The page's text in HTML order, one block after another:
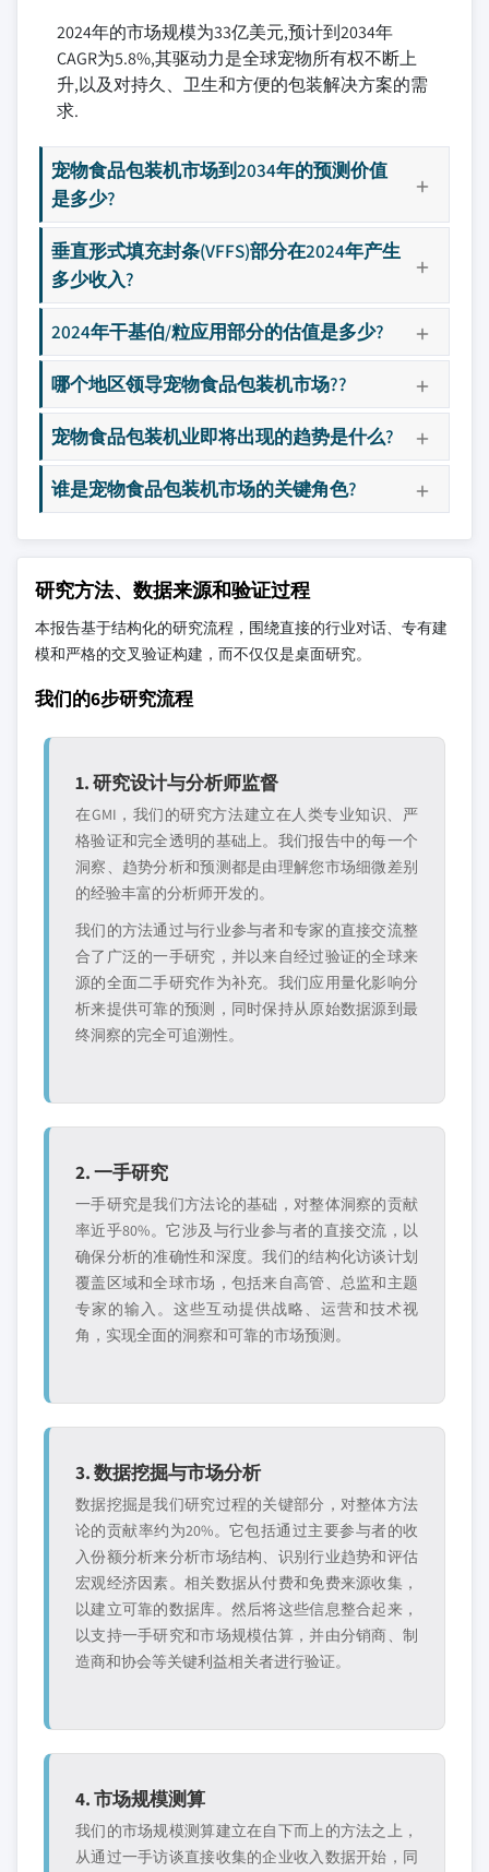
2024年的市场规模为33亿美元,预计到2034年
CAGR为5.8%,其驱动力是全球宠物所有权不断上
升,以及对持久、卫生和方便的包装解决方案的需
求.
宠物食品包装机市场到2034年的预测价值
是多少?
垂直形式填充封条(VFFS)部分在2024年产生
多少收入?
2024年干基伯/粒应用部分的估值是多少?
哪个地区领导宠物食品包装机市场??
宠物食品包装机业即将出现的趋势是什么?
谁是宠物食品包装机市场的关键角色?
研究方法、数据来源和验证过程
本报告基于结构化的研究流程，围绕直接的行业对话、专有建
模和严格的交叉验证构建，而不仅仅是桌面研究。
我们的6步研究流程
1. 研究设计与分析师监督
在GMI，我们的研究方法建立在人类专业知识、严
格验证和完全透明的基础上。我们报告中的每一个
洞察、趋势分析和预测都是由理解您市场细微差别
的经验丰富的分析师开发的。
我们的方法通过与行业参与者和专家的直接交流整
合了广泛的一手研究，并以来自经过验证的全球来
源的全面二手研究作为补充。我们应用量化影响分
析来提供可靠的预测，同时保持从原始数据源到最
终洞察的完全可追溯性。
2. 一手研究
一手研究是我们方法论的基础，对整体洞察的贡献
率近乎80%。它涉及与行业参与者的直接交流，以
确保分析的准确性和深度。我们的结构化访谈计划
覆盖区域和全球市场，包括来自高管、总监和主题
专家的输入。这些互动提供战略、运营和技术视
角，实现全面的洞察和可靠的市场预测。
3. 数据挖掘与市场分析
数据挖掘是我们研究过程的关键部分，对整体方法
论的贡献率约为20%。它包括通过主要参与者的收
入份额分析来分析市场结构、识别行业趋势和评估
宏观经济因素。相关数据从付费和免费来源收集，
以建立可靠的数据库。然后将这些信息整合起来，
以支持一手研究和市场规模估算，并由分销商、制
造商和协会等关键利益相关者进行验证。
4. 市场规模测算
我们的市场规模测算建立在自下而上的方法之上，
从通过一手访谈直接收集的企业收入数据开始，同